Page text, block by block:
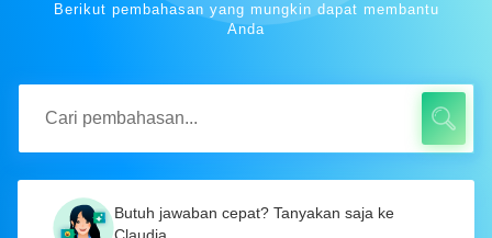
Berikut pembahasan yang mungkin dapat membantu
Anda
Butuh jawaban cepat? Tanyakan saja ke